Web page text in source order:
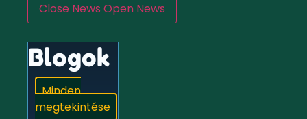
Close News Open News
Blogok
Minden
megtekintése